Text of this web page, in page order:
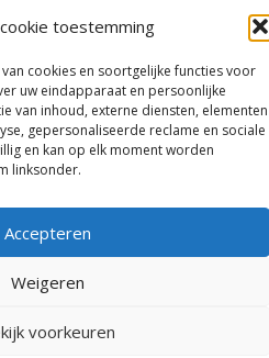
toestemming
cookies en soortgelijke functies voor
uw eindapparaat en persoonlijke
van inhoud, externe diensten, elementen
gepersonaliseerde reclame en sociale
en kan op elk moment worden
linksonder.
Accepteren
Weigeren
voorkeuren
Velserbroek,Velsen-Zuid,
Zuid,Driehuisen
Spaarnwoude.
Pers B.V.